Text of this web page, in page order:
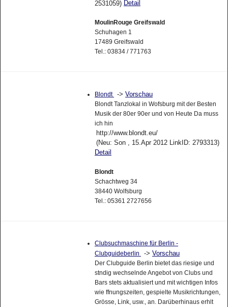
2531059) Detail
MoulinRouge Greifswald
Schuhagen 1
17489 Greifswald
Tel.: 03834 / 771763
Blondt -> Vorschau
Blondt Tanzlokal in Wofsburg mit der Besten
Musik der 80er 90er und von Heute Da muss
ich hin
http://www.blondt.eu/
(Neu: Son , 15.Apr 2012 LinkID: 2793313)
Detail
Blondt
Schachtweg 34
38440 Wolfsburg
Tel.: 05361 2727656
Clubsuchmaschine für Berlin -
Clubguideberlin
-> Vorschau
Der Clubguide Berlin bietet das riesige und
stndig wechselnde Angebot von Clubs und
Bars stets aktualisiert und mit wichtigen Infos
wie ffnungszeiten, gespielte Musikrichtungen,
Grösse, Link, usw., an. Darüberhinaus erhlt